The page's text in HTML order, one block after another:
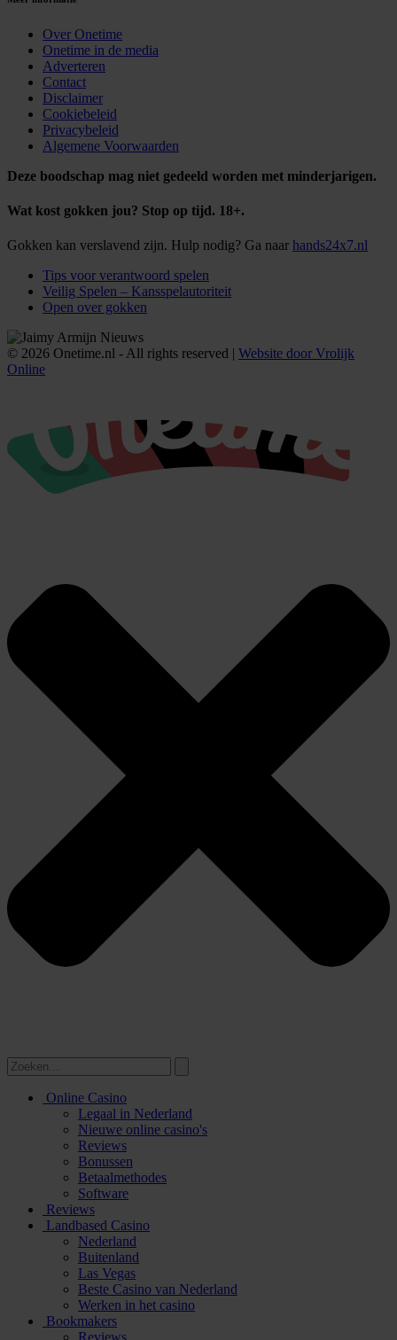
Over Onetime
Onetime in de media
Adverteren
Contact
Disclaimer
Cookiebeleid
Privacybeleid
Algemene Voorwaarden
Deze boodschap mag niet gedeeld worden met minderjarigen.
Wat kost gokken jou? Stop op tijd. 18+.
Gokken kan verslavend zijn. Hulp nodig? Ga naar hands24x7.nl
Tips voor verantwoord spelen
Veilig Spelen – Kansspelautoriteit
Open over gokken
© 2026 Onetime.nl - All rights reserved | Website door Vrolijk
Online
Online Casino
Legaal in Nederland
Nieuwe online casino's
Reviews
Bonussen
Betaalmethodes
Software
Reviews
Landbased Casino
Nederland
Buitenland
Las Vegas
Beste Casino van Nederland
Werken in het casino
Bookmakers